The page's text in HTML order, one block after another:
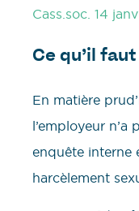
Cass.soc. 14
Ce qu’il
En matière
l’employeur n’a
enquête interne
harcèlement